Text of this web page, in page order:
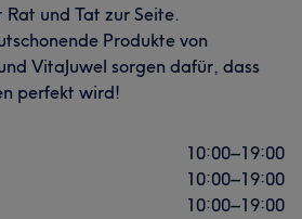
und Tat zur Seite.
Produkte von
VitaJuwel sorgen dafür, dass
perfekt wird!
10:00–19:00
10:00–19:00
10:00–19:00